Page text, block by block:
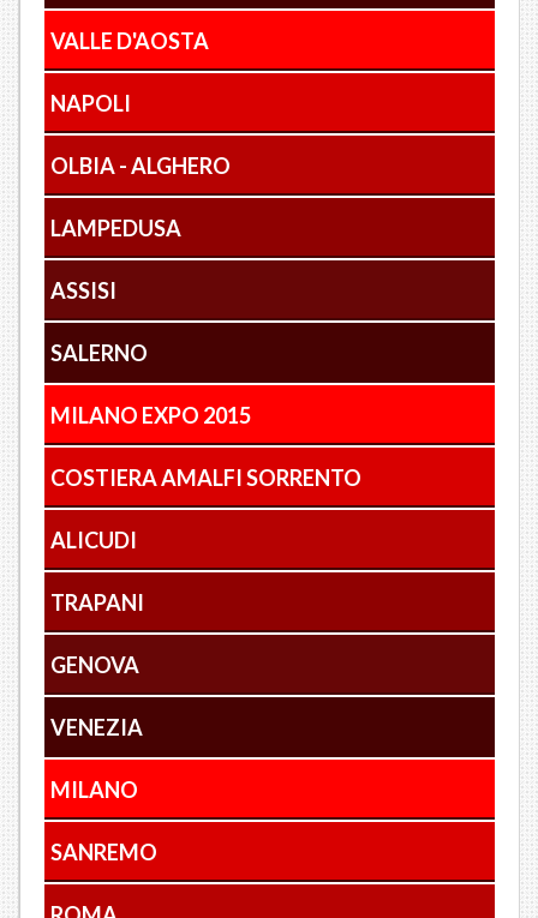
VALLE D'AOSTA
NAPOLI
OLBIA - ALGHERO
LAMPEDUSA
ASSISI
SALERNO
MILANO EXPO 2015
COSTIERA AMALFI SORRENTO
ALICUDI
TRAPANI
GENOVA
VENEZIA
MILANO
SANREMO